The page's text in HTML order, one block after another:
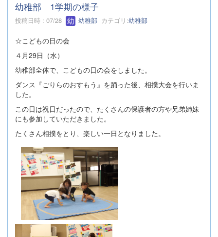
幼稚部 1学期の様子
投稿日時 : 07/28 幼稚部 カテゴリ:幼稚部
☆こどもの日の会
４月29日（水）
幼稚部全体で、こどもの日の会をしました。
ダンス『ごりらのおすもう』を踊った後、相撲大会を行いま
した。
この日は祝日だったので、たくさんの保護者の方や兄弟姉妹
にも参加していただきました。
たくさん相撲をとり、楽しい一日となりました。